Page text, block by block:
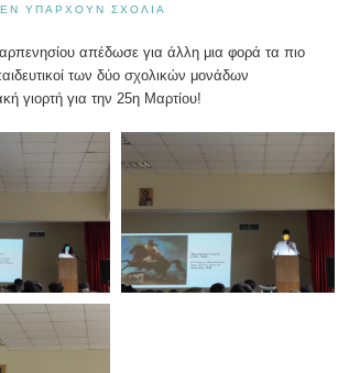
ΥΠΆΡΧΟΥΝ ΣΧΌΛΙΑ
απέδωσε για άλλη μια φορά τα πιο
των δύο σχολικών μονάδων
γιορτή για την 25η Μαρτίου!